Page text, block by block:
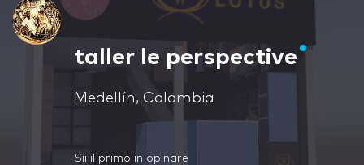
taller le perspective
Medellín, Colombia
Sii il primo in opinare